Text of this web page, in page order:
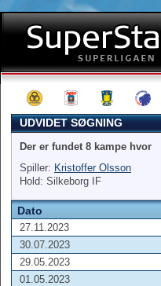
UDVIDET SØGNING
Der er fundet 8 kampe hvor
Spiller: Kristoffer Olsson
Hold: Silkeborg IF
Dato
27.11.2023
30.07.2023
29.05.2023
01.05.2023